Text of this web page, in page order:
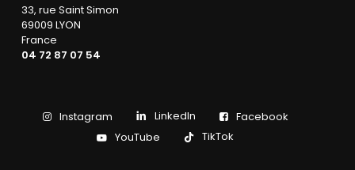
33, rue Saint Simon
69009 LYON
France
04 72 87 07 54
Instagram LinkedIn
Facebook
YouTube
TikTok